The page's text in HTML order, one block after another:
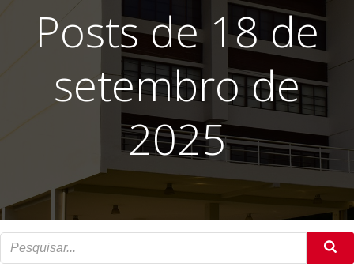
Posts de 18 de
setembro de
2025